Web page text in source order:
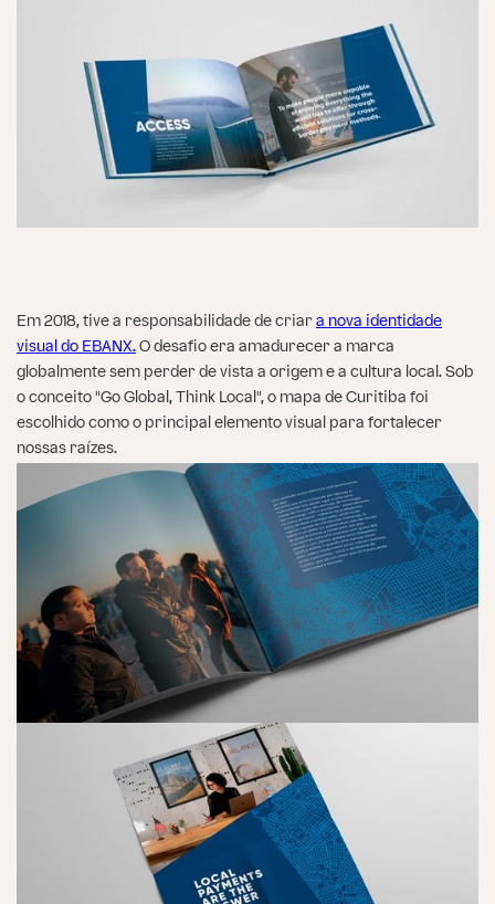
Em 2018, tive a responsabilidade de criara nova identidade
visual do EBANX.O desafio era amadurecer a marca
globalmente sem perder de vista a origem e a cultura local. Sob
o conceito "Go Global, Think Local", o mapa de Curitiba foi
escolhido como o principal elemento visual para fortalecer
nossas raízes.